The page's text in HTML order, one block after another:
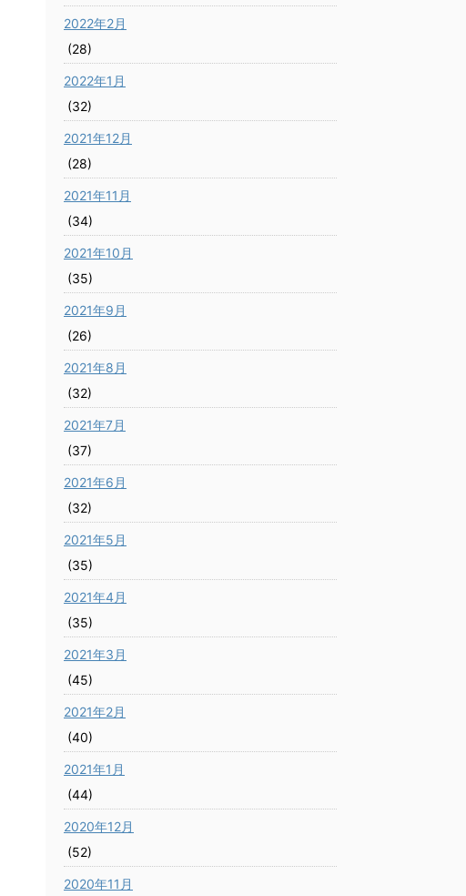
2022年2月
(28)
2022年1月
(32)
2021年12月
(28)
2021年11月
(34)
2021年10月
(35)
2021年9月
(26)
2021年8月
(32)
2021年7月
(37)
2021年6月
(32)
2021年5月
(35)
2021年4月
(35)
2021年3月
(45)
2021年2月
(40)
2021年1月
(44)
2020年12月
(52)
2020年11月